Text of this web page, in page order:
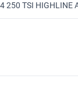
250 TSI HIGHLINE